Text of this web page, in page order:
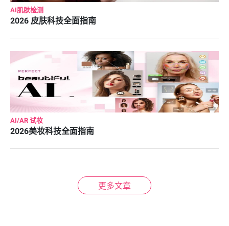
AI肌肤检测
2026 皮肤科技全面指南
AI/AR 试妆
2026美妆科技全面指南
更多文章